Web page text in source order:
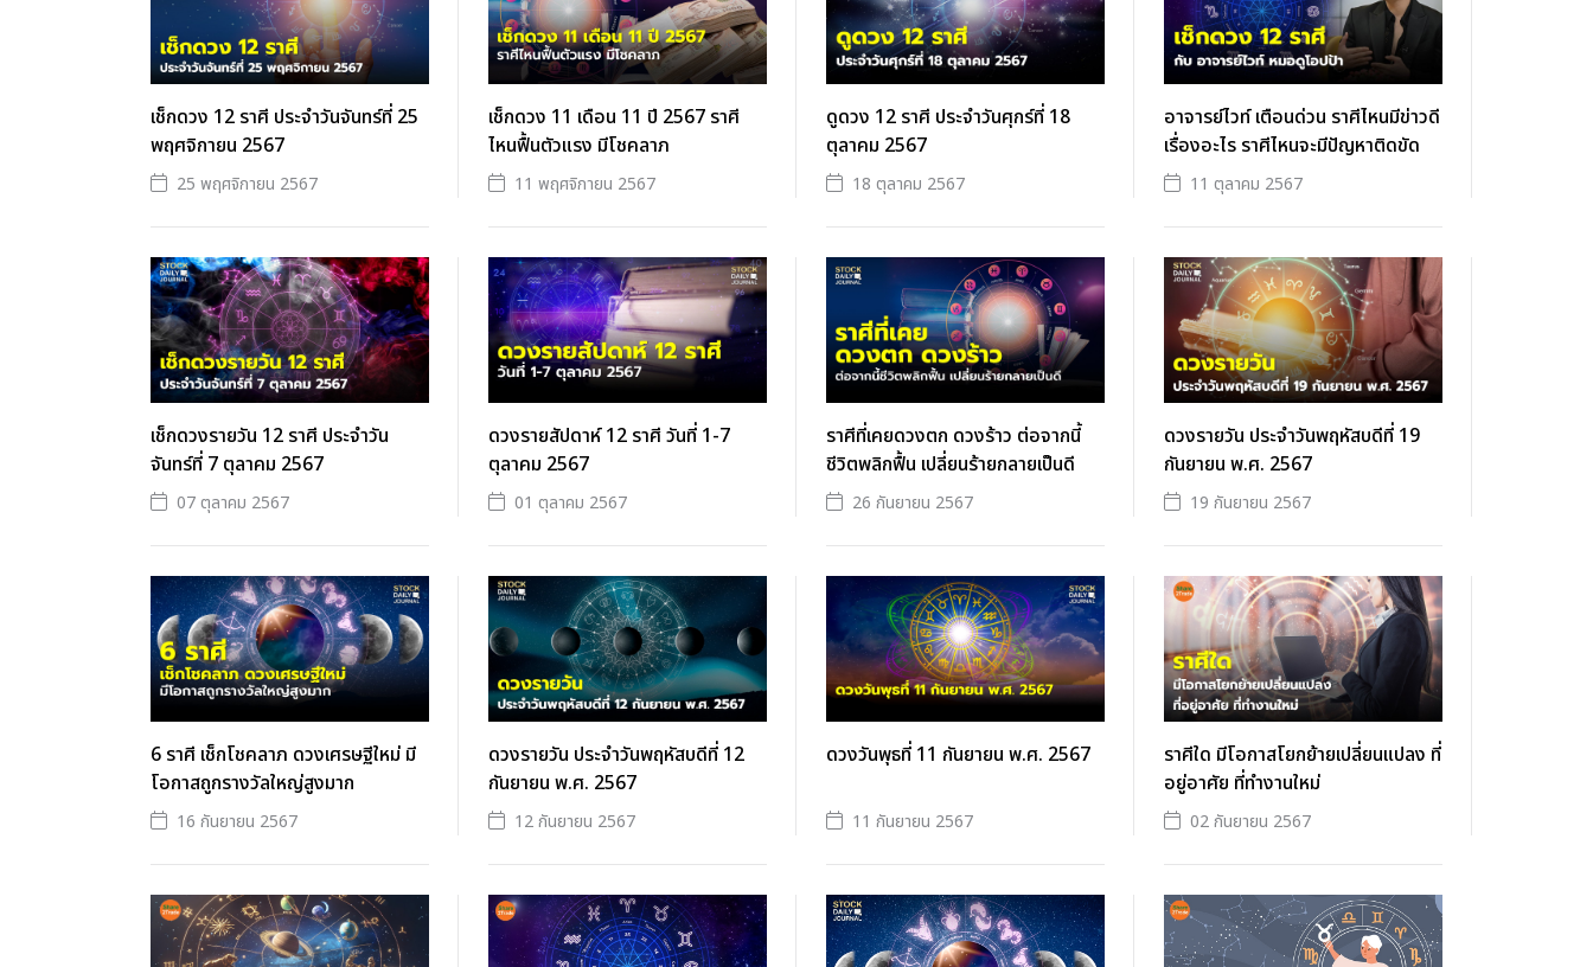
เช็กดวง 12 ราศี ประจำวันจันทร์ที่ 25
พฤศจิกายน 2567
25 พฤศจิกายน 2567
เช็กดวง 11 เดือน 11 ปี 2567 ราศี
ไหนฟื้นตัวแรง มีโชคลาภ
11 พฤศจิกายน 2567
ดูดวง 12 ราศี ประจำวันศุกร์ที่ 18
ตุลาคม 2567
18 ตุลาคม 2567
อาจารย์ไวท์ เตือนด่วน ราศีไหนมีข่าวดี
เรื่องอะไร ราศีไหนจะมีปัญหาติดขัด
11 ตุลาคม 2567
เช็กดวงรายวัน 12 ราศี ประจำวัน
จันทร์ที่ 7 ตุลาคม 2567
07 ตุลาคม 2567
ดวงรายสัปดาห์ 12 ราศี วันที่ 1-7
ตุลาคม 2567
01 ตุลาคม 2567
ราศีที่เคยดวงตก ดวงร้าว ต่อจากนี้
ชีวิตพลิกฟื้น เปลี่ยนร้ายกลายเป็นดี
26 กันยายน 2567
ดวงรายวัน ประจำวันพฤหัสบดีที่ 19
กันยายน พ.ศ. 2567
19 กันยายน 2567
6 ราศี เช็กโชคลาภ ดวงเศรษฐีใหม่ มี
โอกาสถูกรางวัลใหญ่สูงมาก
16 กันยายน 2567
ดวงรายวัน ประจำวันพฤหัสบดีที่ 12
กันยายน พ.ศ. 2567
12 กันยายน 2567
ดวงวันพุธที่ 11 กันยายน พ.ศ. 2567
11 กันยายน 2567
ราศีใด มีโอกาสโยกย้ายเปลี่ยนแปลง ที่
อยู่อาศัย ที่ทำงานใหม่
02 กันยายน 2567